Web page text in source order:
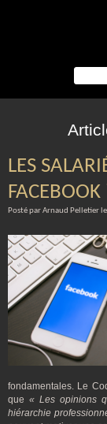
LES
FACEBOOK
Posté par Arnaud Pelletier
fondamentales. Le
que « Les opinions
hiérarchie